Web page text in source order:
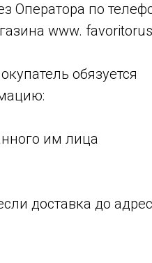
Оператора по
www.
обязуется
им лица
доставка до